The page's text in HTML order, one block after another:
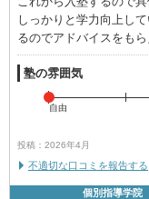
しっかりと学力向上し
るのでアドバイスをもら
塾の雰囲気
自由
投稿：2026年4月
不適切な口コミを報告する
個別指導学